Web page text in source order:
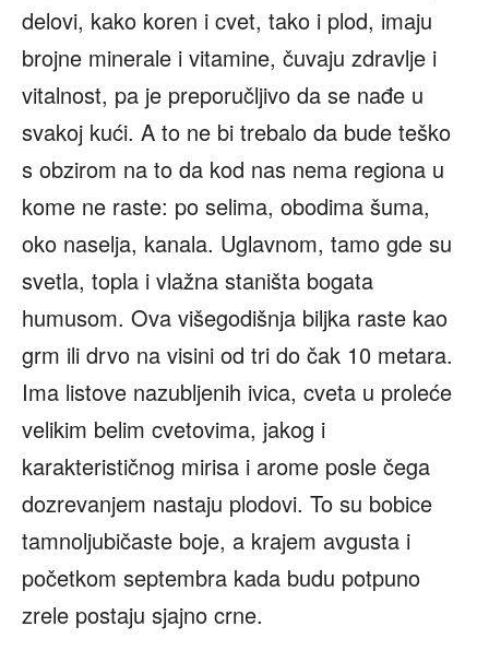
delovi, kako koren i cvet, tako i plod, imaju
brojne minerale i vitamine, čuvaju zdravlje i
vitalnost, pa je preporučljivo da se nađe u
svakoj kući. A to ne bi trebalo da bude teško
s obzirom na to da kod nas nema regiona u
kome ne raste: po selima, obodima šuma,
oko naselja, kanala. Uglavnom, tamo gde su
svetla, topla i vlažna staništa bogata
humusom. Ova višegodišnja biljka raste kao
grm ili drvo na visini od tri do čak 10 metara.
Ima listove nazubljenih ivica, cveta u proleće
velikim belim cvetovima, jakog i
karakterističnog mirisa i arome posle čega
dozrevanjem nastaju plodovi. To su bobice
tamnoljubičaste boje, a krajem avgusta i
početkom septembra kada budu potpuno
zrele postaju sjajno crne.